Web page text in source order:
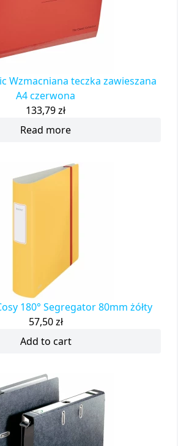
Wzmacniana teczka zawieszana
A4 czerwona
133,79zł
Read more
180° Segregator 80mm żółty
57,50zł
Add to cart